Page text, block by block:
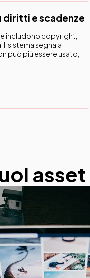
e scadenze
includono copyright,
Il sistema segnala
può più essere usato,